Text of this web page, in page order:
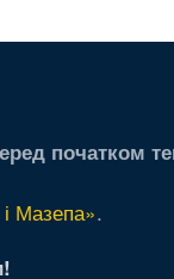
початком
Мазепа».